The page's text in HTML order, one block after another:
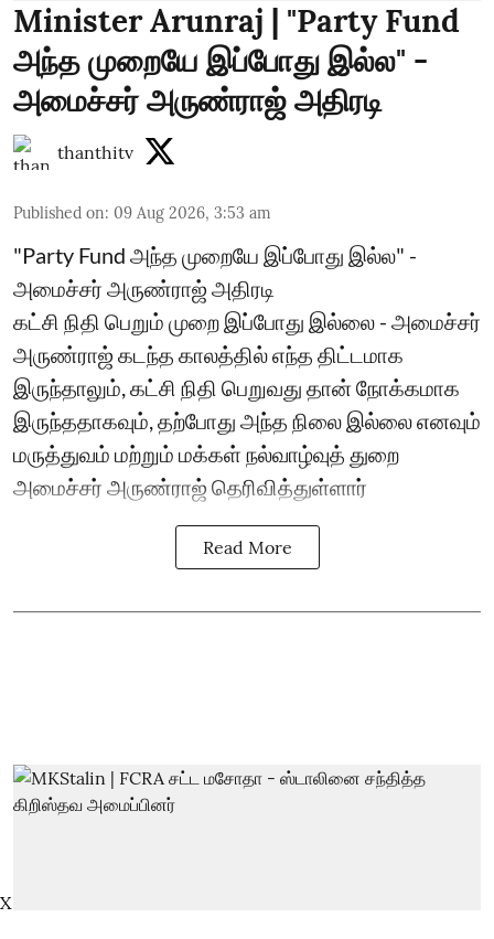
Minister Arunraj | "Party Fund
அந்த முறையே இப்போது இல்ல" -
அமைச்சர் அருண்ராஜ் அதிரடி
thanthitv
Published on: 09 Aug 2026, 3:53 am
"Party Fund அந்த முறையே இப்போது இல்ல" -
அமைச்சர் அருண்ராஜ் அதிரடி
கட்சி நிதி பெறும் முறை இப்போது இல்லை - அமைச்சர்
அருண்ராஜ் கடந்த காலத்தில் எந்த திட்டமாக
இருந்தாலும், கட்சி நிதி பெறுவது தான் நோக்கமாக
இருந்ததாகவும், தற்போது அந்த நிலை இல்லை எனவும்
மருத்துவம் மற்றும் மக்கள் நல்வாழ்வுத் துறை
அமைச்சர் அருண்ராஜ் தெரிவித்துள்ளார்
Read More
X